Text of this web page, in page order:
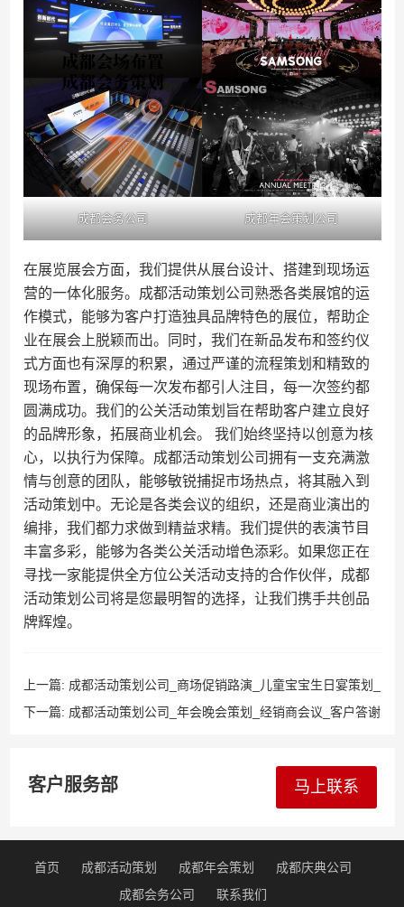
成都会务公司 成都年会策划公司
在展览展会方面，我们提供从展台设计、搭建到现场运
营的一体化服务。成都活动策划公司熟悉各类展馆的运
作模式，能够为客户打造独具品牌特色的展位，帮助企
业在展会上脱颖而出。同时，我们在新品发布和签约仪
式方面也有深厚的积累，通过严谨的流程策划和精致的
现场布置，确保每一次发布都引人注目，每一次签约都
圆满成功。我们的公关活动策划旨在帮助客户建立良好
的品牌形象，拓展商业机会。 我们始终坚持以创意为核
心，以执行为保障。成都活动策划公司拥有一支充满激
情与创意的团队，能够敏锐捕捉市场热点，将其融入到
活动策划中。无论是各类会议的组织，还是商业演出的
编排，我们都力求做到精益求精。我们提供的表演节目
丰富多彩，能够为各类公关活动增色添彩。如果您正在
寻找一家能提供全方位公关活动支持的合作伙伴，成都
活动策划公司将是您最明智的选择，让我们携手共创品
牌辉煌。
上一篇: 成都活动策划公司_商场促销路演_儿童宝宝生日宴策划_
品牌路演活动
下一篇: 成都活动策划公司_年会晚会策划_经销商会议_客户答谢
客户服务部 马上联系
首页 成都活动策划 成都年会策划
成都庆典公司
成都会务公司
联系我们